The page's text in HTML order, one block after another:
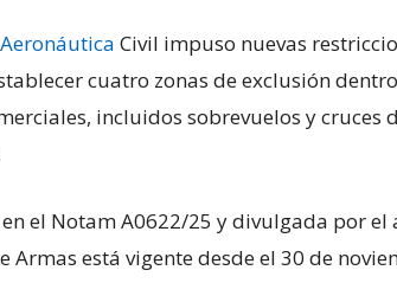
Civil impuso nuevas
cuatro zonas de exclusión
incluidos sobrevuelos y cruces
el Notam A0622/25 y divulgada por
Armas está vigente desde el 30 de